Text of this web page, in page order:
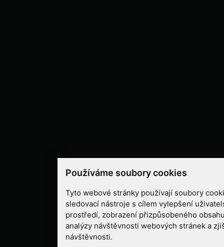
Používáme soubory cookies
Tyto webové stránky používají soubory
sledovací nástroje s cílem vylepšení
prostředí, zobrazení přizpůsobeného
analýzy návštěvnosti webových stránek a
návštěvnosti.